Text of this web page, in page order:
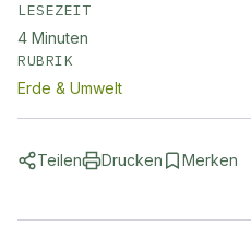
LESEZEIT
4 Minuten
RUBRIK
Erde & Umwelt
Teilen Drucken Merken